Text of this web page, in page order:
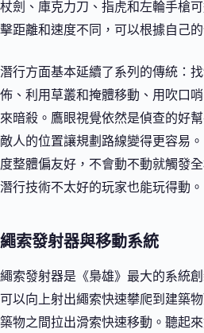
杖劍、庫克力刀、指虎和左輪手槍
擊距離和速度不同，可以根據自己
潛行方面基本延續了系列的傳統：
佈、利用草叢和掩體移動、用吹口
來暗殺。鷹眼視覺依然是偵查的好
敵人的位置讓規劃路線變得更容易
度整體偏友好，不會動不動就觸發
潛行技術不太好的玩家也能玩得動。
繩索發射器與移動系統
繩索發射器是《梟雄》最大的系統
可以向上射出繩索快速攀爬到建築
築物之間拉出滑索快速移動。聽起